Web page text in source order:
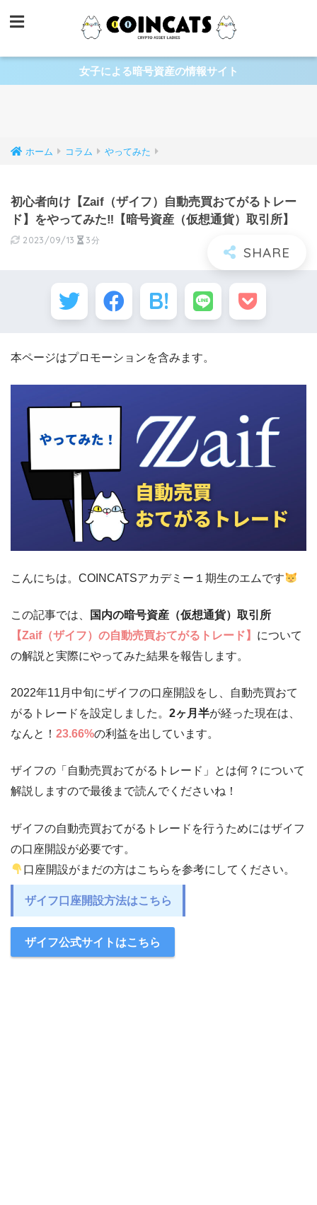
女子による暗号資産の情報サイト
ホーム コラム やってみた
初心者向け【Zaif（ザイフ）自動売買おてがるトレー
ド】をやってみた‼︎【暗号資産（仮想通貨）取引所】
2023/09/13 3分
本ページはプロモーションを含みます。
こんにちは。COINCATSアカデミー１期生のエムです
この記事では、
国内の暗号資産（仮想通貨）取引所
【Zaif（ザイフ）の自動売買おてがるトレード】 について
の解説と実際にやってみた結果を報告します。
2022年11月中旬にザイフの口座開設をし、自動売買おて
がるトレードを設定しました。 2ヶ月半が経った現在は、
なんと！ 23.66%の利益を出しています。
ザイフの「自動売買おてがるトレード」とは何？について
解説しますので最後まで読んでくださいね！
ザイフの自動売買おてがるトレードを行うためにはザイフ
の口座開設が必要です。
口座開設がまだの方はこちらを参考にしてください。
ザイフ口座開設方法はこちら
ザイフ公式サイトはこちら